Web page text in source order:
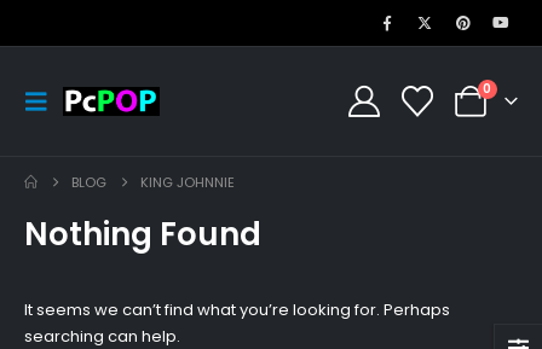
0
BLOG KING JOHNNIE
Nothing Found
It seems we can’t find what you’re looking for. Perhaps
searching can help.